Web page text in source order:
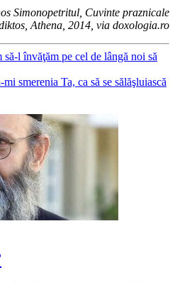
Simonopetritul, Cuvinte praznicale
Athena, 2014, via doxologia.ro
să-l învăţăm pe cel de lângă noi să
smerenia Ta, ca să se sălăşluiască